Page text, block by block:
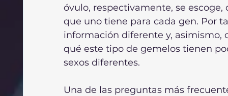
óvulo, respectivamente, se
que uno tiene para cada gen. Por
información diferente y, asimismo,
qué este tipo de gemelos tienen
sexos diferentes.
Una de las preguntas más